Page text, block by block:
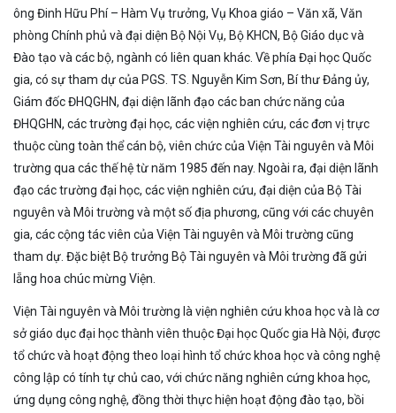
ông Đinh Hữu Phí – Hàm Vụ trưởng, Vụ Khoa giáo – Văn xã, Văn
phòng Chính phủ và đại diện Bộ Nội Vụ, Bộ KHCN, Bộ Giáo dục và
Đào tạo và các bộ, ngành có liên quan khác. Về phía Đại học Quốc
gia, có sự tham dự của PGS. TS. Nguyễn Kim Sơn, Bí thư Đảng ủy,
Giám đốc ĐHQGHN, đại diện lãnh đạo các ban chức năng của
ĐHQGHN, các trường đại học, các viện nghiên cứu, các đơn vị trực
thuộc cùng toàn thể cán bộ, viên chức của Viện Tài nguyên và Môi
trường qua các thế hệ từ năm 1985 đến nay. Ngoài ra, đại diện lãnh
đạo các trường đại học, các viện nghiên cứu, đại diện của Bộ Tài
nguyên và Môi trường và một số địa phương, cũng với các chuyên
gia, các cộng tác viên của Viện Tài nguyên và Môi trường cũng
tham dự. Đặc biệt Bộ trưởng Bộ Tài nguyên và Môi trường đã gửi
lẵng hoa chúc mừng Viện.
Viện Tài nguyên và Môi trường là viện nghiên cứu khoa học và là cơ
sở giáo dục đại học thành viên thuộc Đại học Quốc gia Hà Nội, được
tổ chức và hoạt động theo loại hình tổ chức khoa học và công nghệ
công lập có tính tự chủ cao, với chức năng nghiên cứng khoa học,
ứng dụng công nghệ, đồng thời thực hiện hoạt động đào tạo, bồi